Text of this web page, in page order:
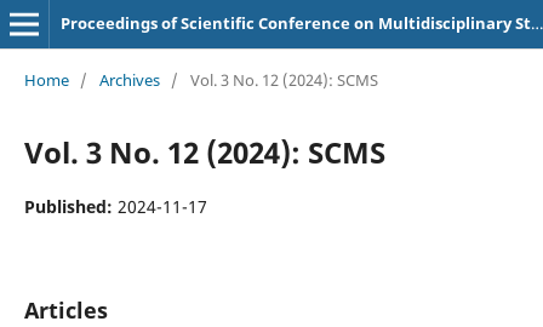
Proceedings of Scientific Conference on Multidisciplinary Studies
Home / Archives / Vol. 3 No. 12 (2024): SCMS
Vol. 3 No. 12 (2024): SCMS
Published: 2024-11-17
Articles